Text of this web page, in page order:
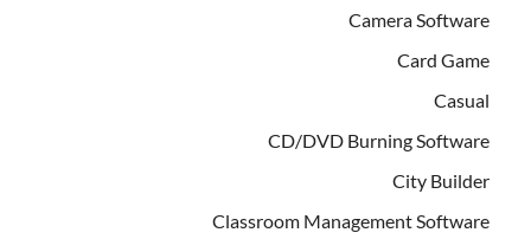
Camera Software
Card Game
Casual
CD/DVD Burning Software
City Builder
Classroom Management Software